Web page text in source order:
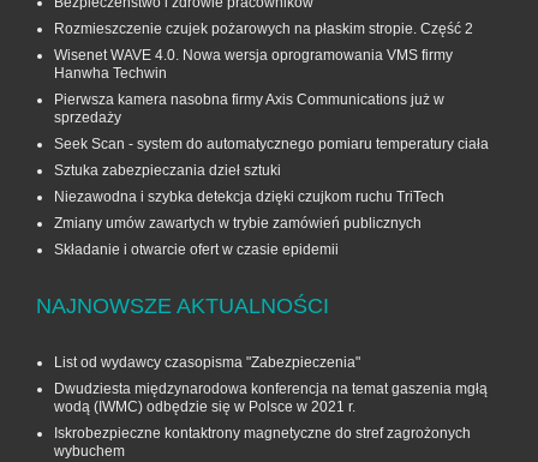
Rozmieszczenie czujek pożarowych na płaskim stropie. Część 2
Wisenet WAVE 4.0. Nowa wersja oprogramowania VMS firmy
Hanwha Techwin
Pierwsza kamera nasobna firmy Axis Communications już w
sprzedaży
Seek Scan - system do automatycznego pomiaru temperatury ciała
Sztuka zabezpieczania dzieł sztuki
Niezawodna i szybka detekcja dzięki czujkom ruchu TriTech
Zmiany umów zawartych w trybie zamówień publicznych
Składanie i otwarcie ofert w czasie epidemii
NAJNOWSZE AKTUALNOŚCI
List od wydawcy czasopisma "Zabezpieczenia"
Dwudziesta międzynarodowa konferencja na temat gaszenia mgłą
wodą (IWMC) odbędzie się w Polsce w 2021 r.
Iskrobezpieczne kontaktrony magnetyczne do stref zagrożonych
wybuchem